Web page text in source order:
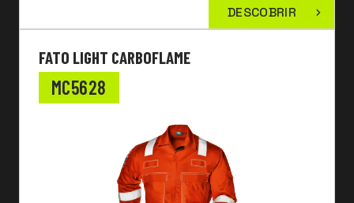
DESCOBRIR
FATO LIGHT CARBOFLAME
MC5628